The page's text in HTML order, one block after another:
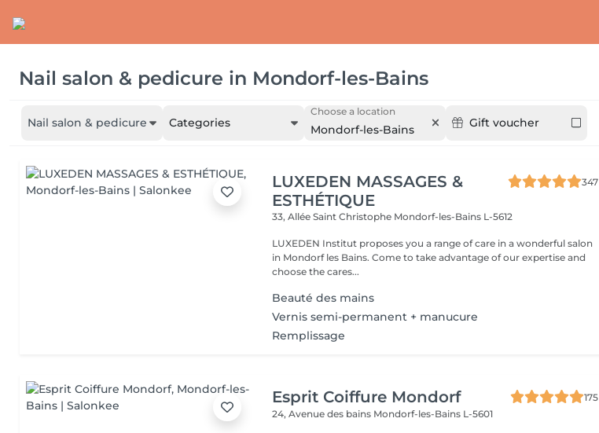
Nail salon & pedicure in Mondorf-les-Bains
Nail salon & pedicure Categories
Choose a location
Mondorf-les-Bains Gift voucher
LUXEDEN MASSAGES &
ESTHÉTIQUE
347
33, Allée Saint Christophe Mondorf-les-Bains L-5612
LUXEDEN Institut proposes you a range of care in a wonderful salon
in Mondorf les Bains. Come to take advantage of our expertise and
choose the cares...
Beauté des mains
Vernis semi-permanent + manucure
Remplissage
Esprit Coiffure Mondorf
175
24, Avenue des bains Mondorf-les-Bains L-5601